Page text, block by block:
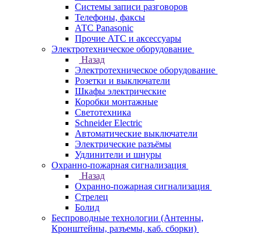
Системы записи разговоров
Телефоны, факсы
АТС Panasonic
Прочие АТС и аксессуары
Электротехническое оборудование
Назад
Электротехническое оборудование
Розетки и выключатели
Шкафы электрические
Коробки монтажные
Светотехника
Schneider Electric
Автоматические выключатели
Электрические разъёмы
Удлинители и шнуры
Охранно-пожарная сигнализация
Назад
Охранно-пожарная сигнализация
Стрелец
Болид
Беспроводные технологии (Антенны,
Кронштейны, разъемы, каб. сборки)